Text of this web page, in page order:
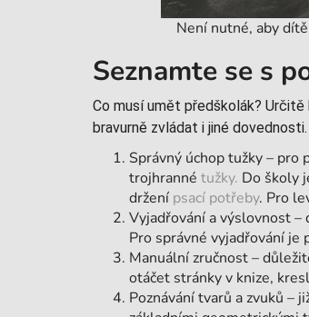
Není nutné, aby
Seznamte se s
Co musí umět předškolák?
bravurně zvládat i jiné dovednosti.
Správný úchop tužky –
trojhranné tužky. Do školy
držení psací potřeby. Pro
Vyjadřování a výslovnost
Pro správné vyjadřování je
Manuální zručnost –
otáčet stránky v knize,
Poznávání tvarů a zvuků –